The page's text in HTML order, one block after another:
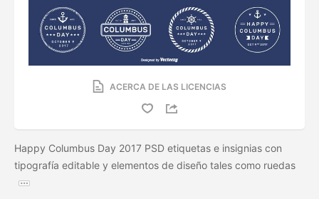
ACERCA DE LAS LICENCIAS
Happy Columbus Day 2017 PSD etiquetas e insignias con
tipografía editable y elementos de diseño tales como ruedas